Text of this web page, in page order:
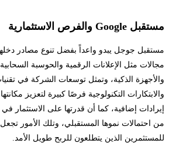
مستقبل Google والفرص الاستثمارية
مستقبل جوجل يبدو واعداً بفضل تنوع مصادر
مجالات مثل الإعلانات الرقمية والحوسبة
والأجهزة الذكية، وتمثل توسعات الشركة في
والابتكارات التكنولوجية فرصًا كبيرة لتعزيز
إيرادات إضافية، كما أن قدرتها على الاستثمار
من احتمالات نموها المستقبلي، وتلك الأمور
للمستثمرين الذين يتطلعون للربح طويل الأمد.